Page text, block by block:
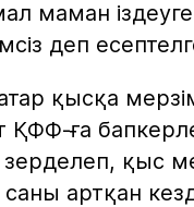
маман
деп
қысқа
ҚФФ-ға
қыс
саны артқан